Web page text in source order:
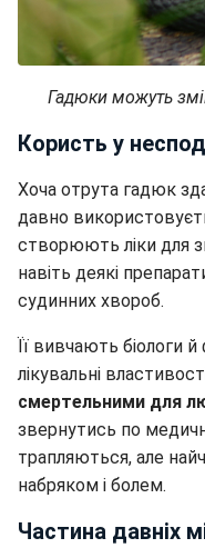
Гадюки можуть
Користь у
Хоча отрута гадюк
давно
створюють ліки для
навіть деякі
судинних хвороб.
Її вивчають біологи
лікувальні
смертельними для
звернутись по
трапляються, але
набряком і болем.
Частина давніх